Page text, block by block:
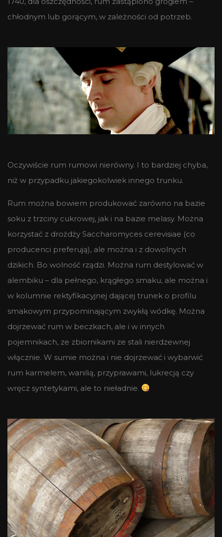
chłodnym lub gorącym, w zależności od potrzeb.
Oczywiście rum rumowi nierówny. I to bardziej chyba,
niż w przypadku jakiegokolwiek innego trunku.
Rum można bowiem produkować zarówno na bazie
soku z trzciny cukrowej, jak i na bazie melasy. Można
korzystać z drożdży Saccharomyces cerevisiae (co
producenci preferują), ale można i z dowolnych
dzikich. Bo wolność rządzi. Można rum destylować w
alembiku – dla pełnego, krągłego smaku, ale można i
w kolumnie rektyfikacyjnej dającej trunek o profilu
smakowym przypominającym zwykłą wódkę. Można
dojrzewać rum w beczkach, ale i w innych
pojemnikach, ze zbiornikami ze stali nierdzewnej
włącznie. W sumie można i nie dojrzewać i wybarwić
rum karmelem, wanilią, przyprawami, lukrecją czy
wręcz syntetykami, ale to nieładnie.